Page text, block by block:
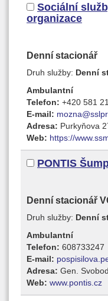
Sociální
organizace
Denní stacionář
Druh služby: Denní
Ambulantní
Telefon: +420 581
E-mail:
Adresa: Purkyňova
Web: https://
PONTIS
Denní stacionář
Druh služby: Denní
Ambulantní
Telefon: 608733247
E-mail:
Adresa: Gen.
Web: www.pontis.cz